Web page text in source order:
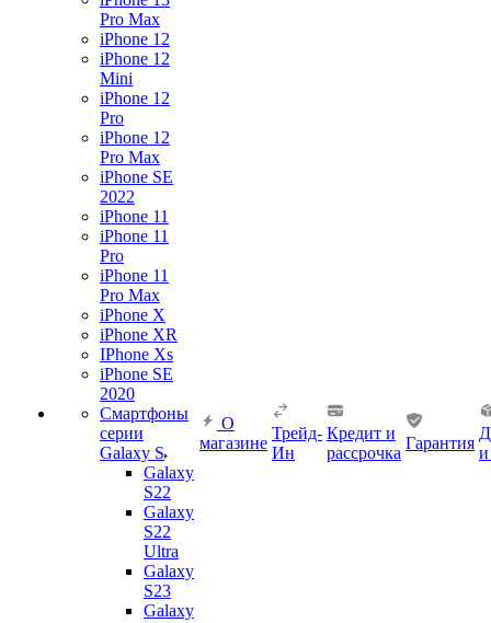
Pro Max
iPhone 12
iPhone 12
Mini
iPhone 12
Pro
iPhone 12
Pro Max
iPhone SE
2022
iPhone 11
iPhone 11
Pro
iPhone 11
Pro Max
iPhone X
iPhone XR
IPhone Xs
iPhone SE
2020
Смартфоны
серии
Galaxy S
Galaxy
S22
Galaxy
S22
Ultra
Galaxy
S23
Galaxy
О
магазине
Трейд-
Ин
Кредит и
рассрочка
Гарантия
и